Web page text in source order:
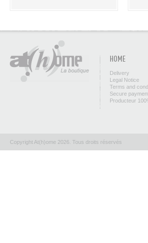
HOME
Delivery
Legal Notice
Terms and
Secure
Producteur
Copyright At(h)ome 2026. Tous droits réservés